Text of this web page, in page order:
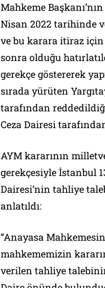
Mahkeme
Nisan 2022 tarihinde
ve bu karara itiraz
sonra olduğu
gerekçe göstererek
sırada yürüten
tarafından
Ceza Dairesi
AYM kararının
gerekçesiyle İstanbul
Dairesi’nin tahliye
anlatıldı:
“Anayasa
mahkememizin
verilen tahliye